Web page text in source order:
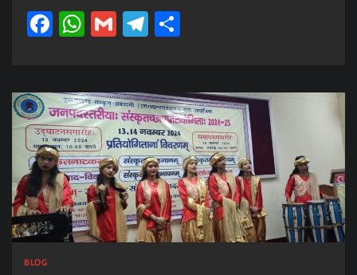
Facebook
WhatsApp
GmailTelegram
BLOG